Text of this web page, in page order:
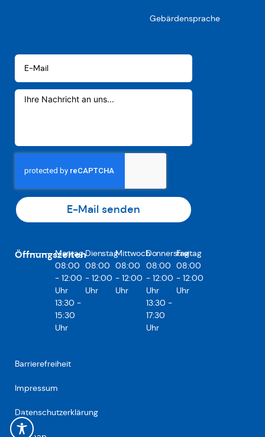
Gebärdensprache
E-Mail senden
Öffnungszeiten
Montag
08:00
- 12:00
Uhr
13:30 -
15:30
Uhr
Dienstag
08:00
- 12:00
Uhr
Mittwoch
08:00
- 12:00
Uhr
Donnerstag
08:00
- 12:00
Uhr
13:30 -
17:30
Uhr
Freitag
08:00
- 12:00
Uhr
Barrierefreiheit
Impressum
Datenschutzerklärung